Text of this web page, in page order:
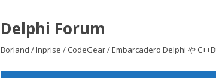
Delphi Forum
Borland / Inprise / CodeGear / Embarcadero Delphi や